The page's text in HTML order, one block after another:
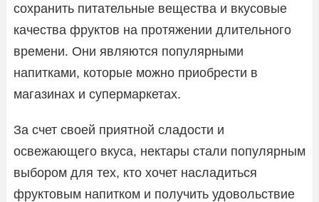
сохранить питательные вещества и вкусовые
качества фруктов на протяжении длительного
времени. Они являются популярными
напитками, которые можно приобрести в
магазинах и супермаркетах.
За счет своей приятной сладости и
освежающего вкуса, нектары стали популярным
выбором для тех, кто хочет насладиться
фруктовым напитком и получить удовольствие